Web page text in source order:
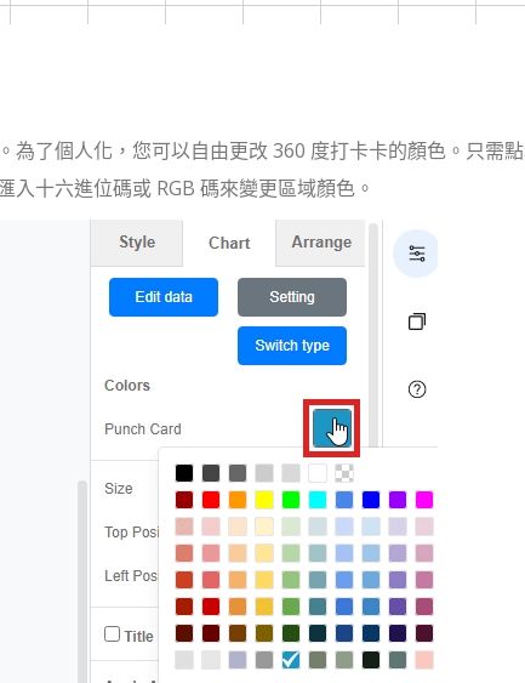
了個人化，您可以自由更改 360 度打卡卡的顏色。只需
十六進位碼或 RGB 碼來變更區域顏色。